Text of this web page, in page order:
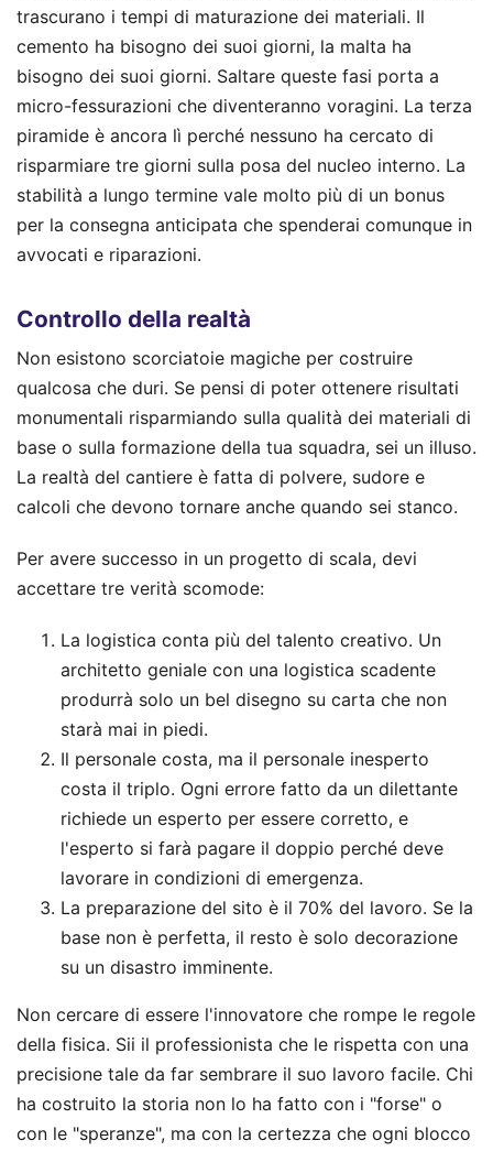
trascurano i tempi di maturazione dei materiali. Il
cemento ha bisogno dei suoi giorni, la malta ha
bisogno dei suoi giorni. Saltare queste fasi porta a
micro-fessurazioni che diventeranno voragini. La terza
piramide è ancora lì perché nessuno ha cercato di
risparmiare tre giorni sulla posa del nucleo interno. La
stabilità a lungo termine vale molto più di un bonus
per la consegna anticipata che spenderai comunque in
avvocati e riparazioni.
Controllo della realtà
Non esistono scorciatoie magiche per costruire
qualcosa che duri. Se pensi di poter ottenere risultati
monumentali risparmiando sulla qualità dei materiali di
base o sulla formazione della tua squadra, sei un illuso.
La realtà del cantiere è fatta di polvere, sudore e
calcoli che devono tornare anche quando sei stanco.
Per avere successo in un progetto di scala, devi
accettare tre verità scomode:
La logistica conta più del talento creativo. Un
architetto geniale con una logistica scadente
produrrà solo un bel disegno su carta che non
starà mai in piedi.
Il personale costa, ma il personale inesperto
costa il triplo. Ogni errore fatto da un dilettante
richiede un esperto per essere corretto, e
l'esperto si farà pagare il doppio perché deve
lavorare in condizioni di emergenza.
La preparazione del sito è il 70% del lavoro. Se la
base non è perfetta, il resto è solo decorazione
su un disastro imminente.
Non cercare di essere l'innovatore che rompe le regole
della fisica. Sii il professionista che le rispetta con una
precisione tale da far sembrare il suo lavoro facile. Chi
ha costruito la storia non lo ha fatto con i "forse" o
con le "speranze", ma con la certezza che ogni blocco